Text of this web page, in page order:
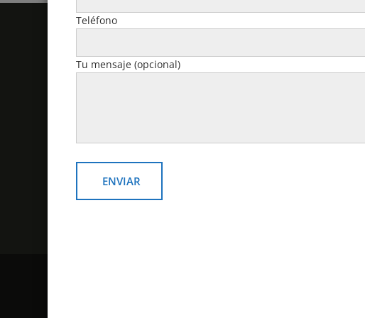
Politicas y Contacto
Contacto
Politicas de despacho
Teléfono
Tu mensaje (opcional)